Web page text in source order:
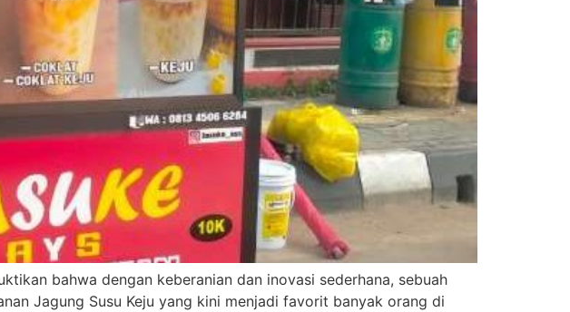
bahwa dengan keberanian dan inovasi sederhana, sebuah
Jagung Susu Keju yang kini menjadi favorit banyak orang di